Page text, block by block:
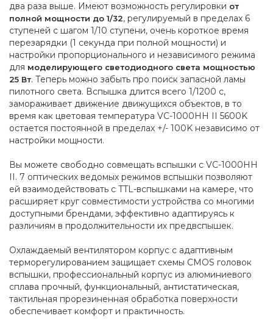
два раза выше. Имеют возможность регулировки от
полной мощности до 1/32, регулируемый в пределах 6
ступеней с шагом 1/10 ступени, очень короткое время
перезарядки (1 секунда при полной мощности) и
настройки пропорционального и независимого режима
для моделирующего светодиодного света мощностью
25 Вт. Теперь можно забыть про поиск запасной ламы
пилотного света. Вспышка длится всего 1/1200 с,
замораживает движение движущихся объектов, в то
время как цветовая температура VC-1000HH II 5600K
остается постоянной в пределах +/- 100K независимо от
настройки мощности.
Вы можете свободно совмещать вспышки с VC-1000HH
II. 7 оптических ведомых режимов вспышки позволяют
ей взаимодействовать с TTL-вспышками на камере, что
расширяет круг совместимости устройства со многими
доступными брендами, эффективно адаптируясь к
различиям в продолжительности их предвспышек.
Охлаждаемый вентилятором корпус с адаптивным
терморегулированием защищает схемы CMOS головок
вспышки, профессиональный корпус из алюминиевого
сплава прочный, функциональный, антистатическая,
тактильная прорезиненная обработка поверхности
обеспечивает комфорт и практичность.